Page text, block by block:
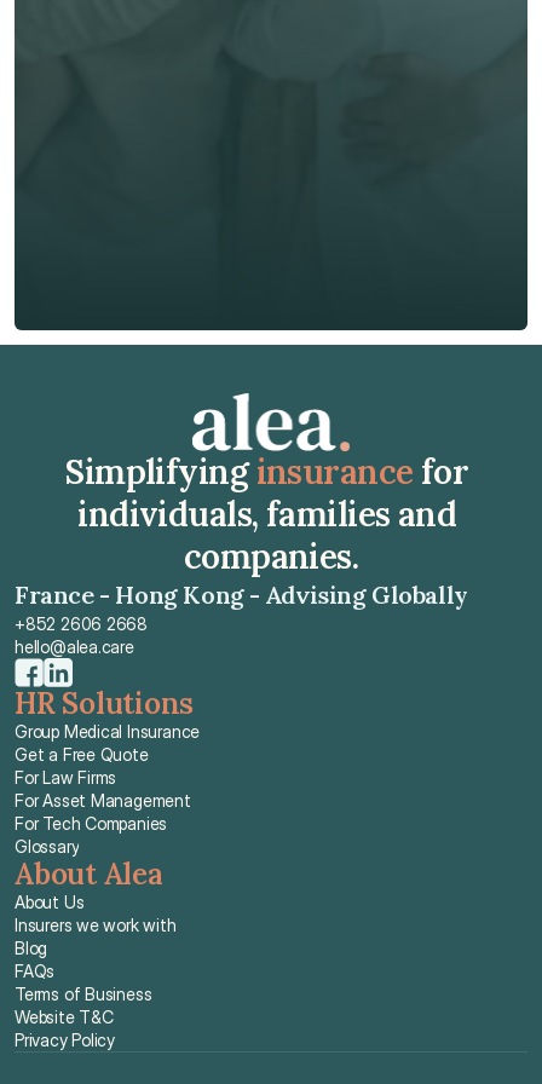
Get Free Quote
Simplifying insurance for
individuals, families and
companies.
France - Hong Kong - Advising Globally
+852 2606 2668
hello@alea.care
HR Solutions
Group Medical Insurance
Get a Free Quote
For Law Firms
For Asset Management
For Tech Companies
Glossary
About Alea
About Us
Insurers we work with
Blog
FAQs
Terms of Business
Website T&C
Privacy Policy